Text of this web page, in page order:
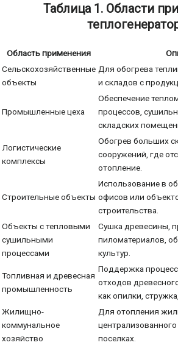
Таблица 1. Области
Область применения
Сельскохозяйственные
объекты
Для обогрева
и складов с
Промышленные цеха
Обеспечение
процессов,
складских
Логистические
комплексы
Обогрев больших
сооружений, где
отопление.
Строительные объекты
Использование в
офисов или
строительства.
Объекты с тепловыми
сушильными
процессами
Сушка древесины,
пиломатериалов,
культур.
Топливная и древесная
промышленность
Поддержка
отходов
как опилки,
Жилищно-
коммунальное
хозяйство
Для отопления
поселках.